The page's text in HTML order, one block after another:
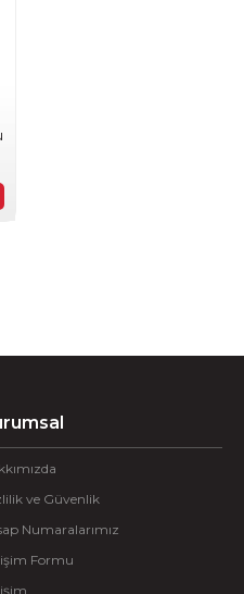
ve Güvenlik
Numaralarımız
Formu